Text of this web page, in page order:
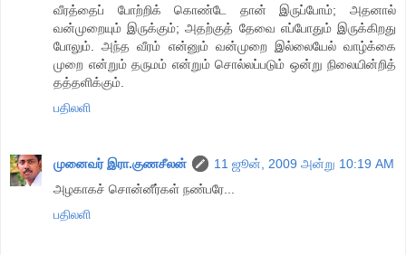
வீரத்தைப் போற்றிக் கொண்டே தான் இருப்போம்; அதனால்
வன்முறையும் இருக்கும்; அதற்குத் தேவை எப்போதும் இருக்கிறது
போலும். அந்த வீரம் என்னும் வன்முறை இல்லையேல் வாழ்க்கை
முறை என்றும் தருமம் என்றும் சொல்லப்படும் ஒன்று நிலையின்றித்
தத்தளிக்கும்.
பதிலளி
முனைவர் இரா.குணசீலன்
11 ஜூன், 2009 அன்று 10:19 AM
அழகாகச் சொன்னீர்கள் நண்பரே...
பதிலளி